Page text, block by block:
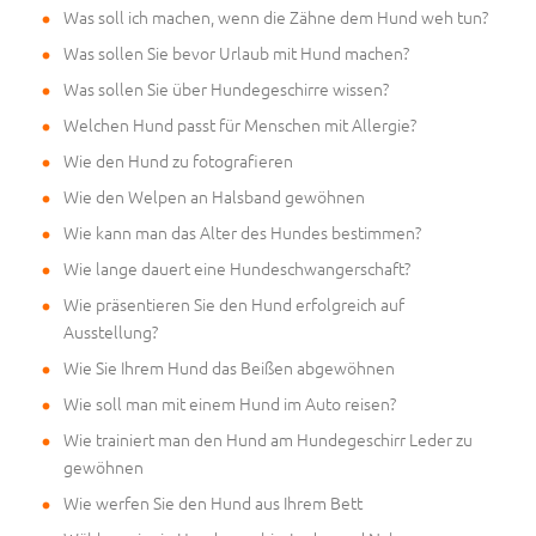
Was soll ich machen, wenn die Zähne dem Hund weh tun?
Was sollen Sie bevor Urlaub mit Hund machen?
Was sollen Sie über Hundegeschirre wissen?
Welchen Hund passt für Menschen mit Allergie?
Wie den Hund zu fotografieren
Wie den Welpen an Halsband gewöhnen
Wie kann man das Alter des Hundes bestimmen?
Wie lange dauert eine Hundeschwangerschaft?
Wie präsentieren Sie den Hund erfolgreich auf
Ausstellung?
Wie Sie Ihrem Hund das Beißen abgewöhnen
Wie soll man mit einem Hund im Auto reisen?
Wie trainiert man den Hund am Hundegeschirr Leder zu
gewöhnen
Wie werfen Sie den Hund aus Ihrem Bett